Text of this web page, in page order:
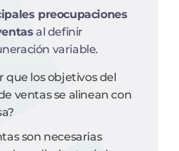
preocupaciones
al definir
variable.
que los objetivos del
ventas se alinean con
son necesarias